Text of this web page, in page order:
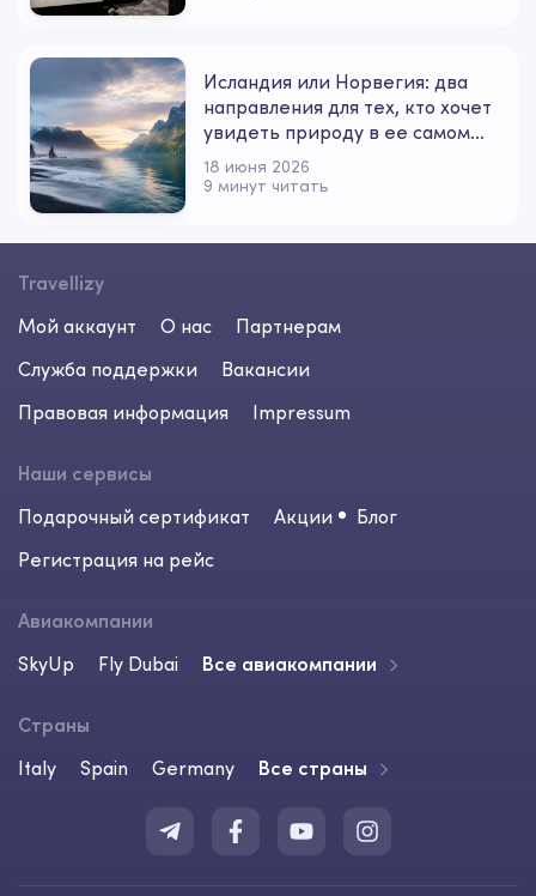
Исландия или Норвегия: два
направления для тех, кто хочет
увидеть природу в ее самом
сильном настроении
18 июня 2026
9 минут читать
Travellizy
Мой аккаунт
О нас
Партнерам
Служба поддержки
Вакансии
Правовая информация
Impressum
Наши сервисы
Подарочный сертификат
Акции
Блог
Регистрация на рейс
Авиакомпании
SkyUp
Fly Dubai Все авиакомпании
Страны
Italy
Spain Germany Все страны